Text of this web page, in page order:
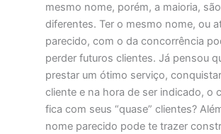
mesmo nome, porém, a maioria,
diferentes. Ter o mesmo nome, ou
parecido, com o da concorrência
perder futuros clientes. Já pensou
prestar um ótimo serviço,
cliente e na hora de ser indicado, o
fica com seus “quase” clientes?
nome parecido pode te trazer